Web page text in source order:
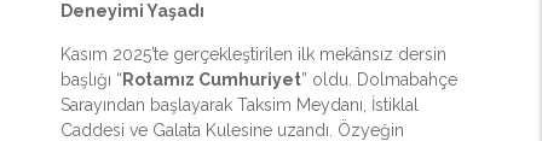
Deneyimi Yaşadı
Kasım 2025’te gerçekleştirilen ilk mekânsız dersin
başlığı “ Rotamız Cumhuriyet” oldu. Dolmabahçe
Sarayından başlayarak Taksim Meydanı, İstiklal
Caddesi ve Galata Kulesine uzandı. Özyeğin